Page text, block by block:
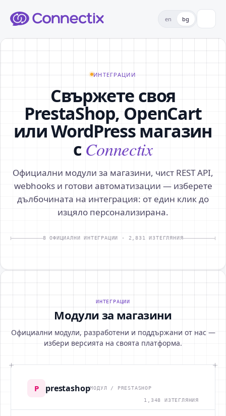
en bg
ИНТЕГРАЦИИ
Свържете своя
PrestaShop, OpenCart
или WordPress магазин
с Connectix
Официални модули за магазини, чист REST API,
webhooks и готови автоматизации — изберете
дълбочината на интеграция: от един клик до
изцяло персонализирана.
8 ОФИЦИАЛНИ ИНТЕГРАЦИИ · 2,831 ИЗТЕГЛЯНИЯ
ИНТЕГРАЦИИ
Модули за магазини
Официални модули, разработени и поддържани от нас —
избери версията на своята платформа.
P prestashopМОДУЛ / PRESTASHOP
1,348 ИЗТЕГЛЯНИЯ